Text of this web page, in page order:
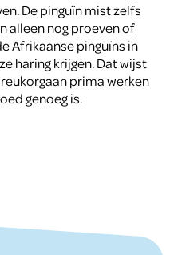
De pinguïn mist zelfs
alleen nog proeven of
Afrikaanse pinguïns in
haring krijgen. Dat wijst
prima werken
genoeg is.